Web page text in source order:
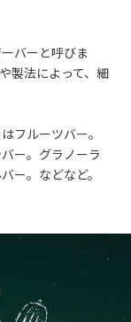
バーと​呼びま
製法に​よって、​細
フルーツバー。​
ー。​グラノーラ
ー。​などなど。